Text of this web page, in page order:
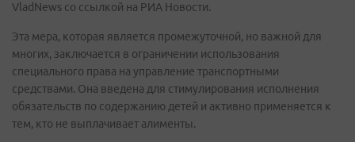
VladNews со ссылкой на РИА Новости.
Эта мера, которая является промежуточной, но важной для
многих, заключается в ограничении использования
специального права на управление транспортными
средствами. Она введена для стимулирования исполнения
обязательств по содержанию детей и активно применяется к
тем, кто не выплачивает алименты.